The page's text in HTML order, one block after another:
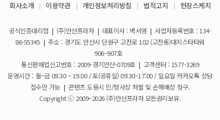
아이폰17e 사전예약 공지사항
갤럭시S26 사전예약 공지사항
휴대폰 일시불로 구매도 가능한가요?
요금제 변경은 언제할 수 있나요?
더블할인카드는 어떻게 등록 하나요?
휴대폰 구매 후 불량이면 어떻게 하나요?
회사소개 | 이용약관 | 개인정보처리방침 | 법적고지 | 현장스케치
공식인증대리점 | (주)안산프라자 | 대표이사 : 백서영 | 사업자등록번호 : 134-
86-55345 | 주소 : 경기도 안산시 단원구 고잔로 102 (고잔동)대지스타타워
906~907호
통신판매업신고번호 : 2009-경기안산-0709호 | 고객센터 : 1577-3269
운영시간 : 월~금 09:30 ~ 19:00 / 토(공휴일) 09:30~17:00 / 일요일 카카오톡 상담
접수만 가능 | 콘텐츠 도용시 민/형사상 처벌 및 손해배상 청구.
Copyright ⓒ 2009~2026 (주)안산프라자 모든권리보유.